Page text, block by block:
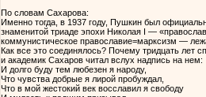
По словам Сахарова:
Именно тогда, в 1937 году, Пушкин был
знаменитой триаде эпохи Николая I —
коммунистическое православие=марксизм —
Как все это соединялось? Почему тридцать лет
и академик Сахаров читал вслух надпись на нем:
И долго буду тем любезен я народу,
Что чувства добрые я лирой пробуждал,
Что в мой жестокий век восславил я свободу